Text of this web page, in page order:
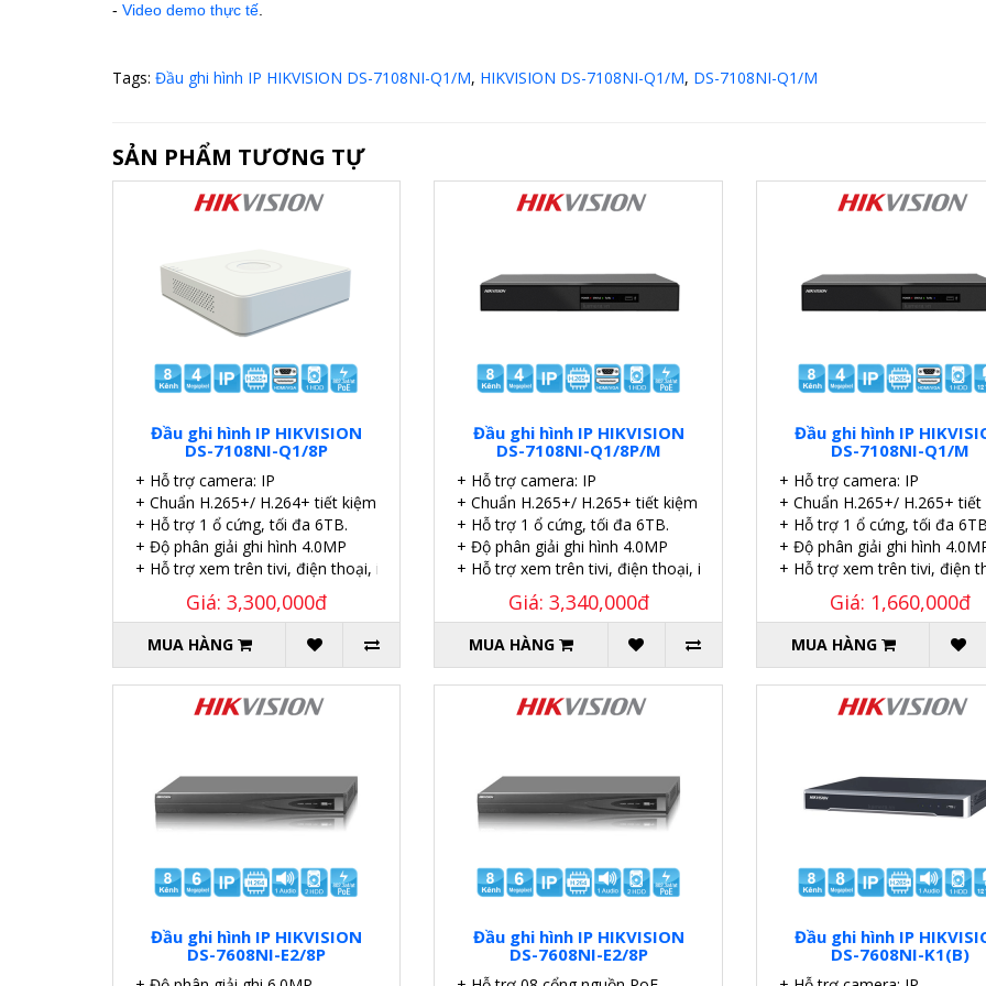
- Video demo thực tế.
Tags: Đầu ghi hình IP HIKVISION DS-7108NI-Q1/M, HIKVISION DS-7108NI-Q1/M, DS-7108NI-Q1/M
SẢN PHẨM TƯƠNG TỰ
Đầu ghi hình IP HIKVISION
DS-7108NI-Q1/8P
+ Hỗ trợ camera: IP
+ Chuẩn H.265+/ H.264+ tiết kiệm 50% dung lượng.
+ Hỗ trợ 1 ổ cứng, tối đa 6TB.
+ Độ phân giải ghi hình 4.0MP
+ Hỗ trợ xem trên tivi, điện thoại, iPad. máy tính.
Giá: 3,300,000đ
MUA HÀNG
Đầu ghi hình IP HIKVISION
DS-7108NI-Q1/8P/M
+ Hỗ trợ camera: IP
+ Chuẩn H.265+/ H.265+ tiết kiệm 50% dung lượng.
+ Hỗ trợ 1 ổ cứng, tối đa 6TB.
+ Độ phân giải ghi hình 4.0MP
+ Hỗ trợ xem trên tivi, điện thoại, iPad. máy tính.
Giá: 3,340,000đ
MUA HÀNG
Đầu ghi hình IP
DS-7108NI-Q1/M
+ Hỗ trợ camera: IP
+ Chuẩn H.265+/ H.265+
+ Hỗ trợ 1 ổ cứng, tối đa
+ Độ phân giải ghi hình
+ Hỗ trợ xem trên tivi, điện
Giá: 1,660,000đ
MUA HÀNG
Đầu ghi hình IP HIKVISION
DS-7608NI-E2/8P
Đầu ghi hình IP HIKVISION
DS-7608NI-E2/8P
Đầu ghi hình IP
DS-7608NI-K1(B)